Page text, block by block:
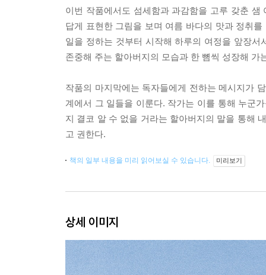
이번 작품에서도 섬세함과 과감함을 고루 갖춘
답게 표현한 그림을 보며 여름 바다의 맛과 정취
일을 정하는 것부터 시작해 하루의 여정을 앞장
존중해 주는 할아버지의 모습과 한 뼘씩 성장해 가
작품의 마지막에는 독자들에게 전하는 메시지가
계에서 그 일들을 이룬다. 작가는 이를 통해 누군
지 결코 알 수 없을 거라는 할아버지의 말을 통해
고 권한다.
책의 일부 내용을 미리 읽어보실 수 있습니다. 미리보기
상세 이미지